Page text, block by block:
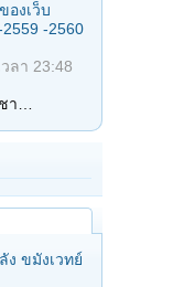
องเว็บ
-2560
วลา 23:48
า…
ง ขมังเวทย์